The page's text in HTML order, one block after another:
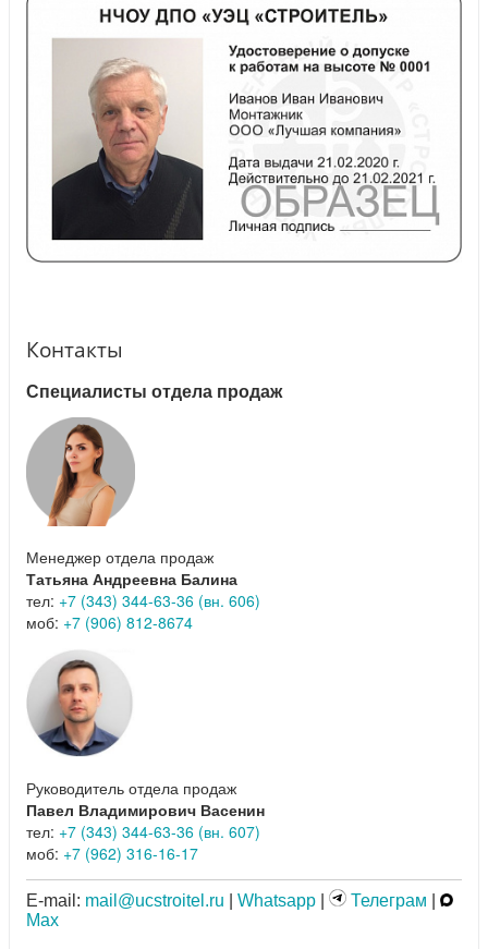
Контакты
Специалисты отдела продаж
Менеджер отдела продаж
Татьяна Андреевна Балина
тел: +7 (343) 344-63-36 (вн. 606)
моб: +7 (906) 812-8674
Руководитель отдела продаж
Павел Владимирович Васенин
тел: +7 (343) 344-63-36 (вн. 607)
моб: +7 (962) 316-16-17
E-mail: mail@ucstroitel.ru Whatsapp Телеграм
Max